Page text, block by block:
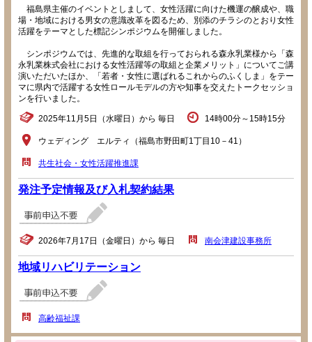
福島県主催のイベントとしまして、女性活躍に向けた機運の醸成や、職
場・地域における男女の意識改革を図るため、別添のチラシのとおり女性
活躍をテーマとした標記シンポジウムを開催しました。
シンポジウムでは、先進的な取組を行っておられる森永乳業様から「森
永乳業株式会社における女性活躍等の取組と企業メリット」についてご講
演いただいたほか、「若者・女性に選ばれるこれからのふくしま」をテー
マに県内で活躍する女性ロールモデルの方や知事を交えたトークセッショ
ンを行いました。
2025年11月5日（水曜日）から 毎日 14時00分～15時15分
ウェディング エルティ（福島市野田町1丁目10－41）
共生社会・女性活躍推進課
発注予定情報及び入札契約結果
2026年7月17日（金曜日）から 毎日 南会津建設事務所
地域リハビリテーション
高齢福祉課